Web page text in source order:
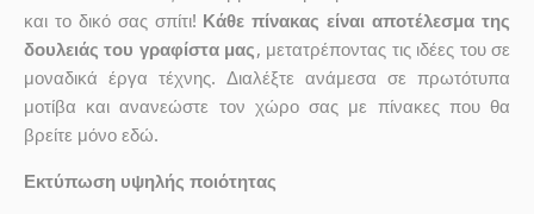
και το δικό σας σπίτι! Κάθε πίνακας είναι αποτέλεσμα της
δουλειάς του γραφίστα μας, μετατρέποντας τις ιδέες του σε
μοναδικά έργα τέχνης. Διαλέξτε ανάμεσα σε πρωτότυπα
μοτίβα και ανανεώστε τον χώρο σας με πίνακες που θα
βρείτε μόνο εδώ.
Εκτύπωση υψηλής ποιότητας